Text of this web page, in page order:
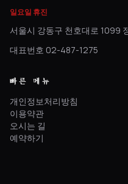
일요일 휴진
서울시 강동구 천호대로 1099
대표번호 02-487-1275
빠른 메뉴
개인정보처리방침
이용약관
오시는 길
예약하기